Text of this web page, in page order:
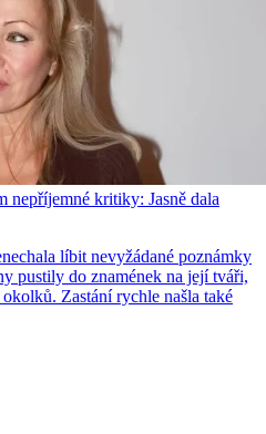
nepříjemné kritiky: Jasně dala
líbit nevyžádané poznámky
pustily do znamének na její tváři,
Zastání rychle našla také